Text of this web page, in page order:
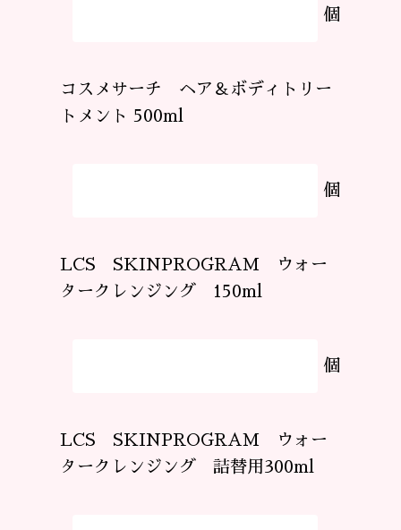
個
コスメサーチ ヘア＆ボディトリー
トメント 500ml
個
LCS SKINPROGRAM ウォー
タークレンジング 150ml
個
LCS SKINPROGRAM ウォー
タークレンジング 詰替用300ml